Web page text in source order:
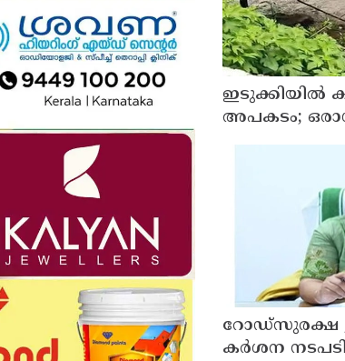
ഇടുക്കിയിൽ
അപകടം;
റോഡ്‌സുരക്ഷ ;
കർശന